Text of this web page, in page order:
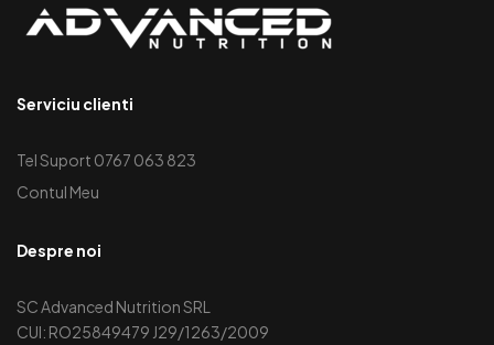
Serviciu clienti
Tel Suport 0767 063 823
Contul Meu
Despre noi
SC Advanced Nutrition SRL
CUI: RO25849479 J29/1263/2009